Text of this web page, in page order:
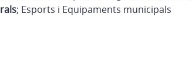
; Esports i Equipaments municipals